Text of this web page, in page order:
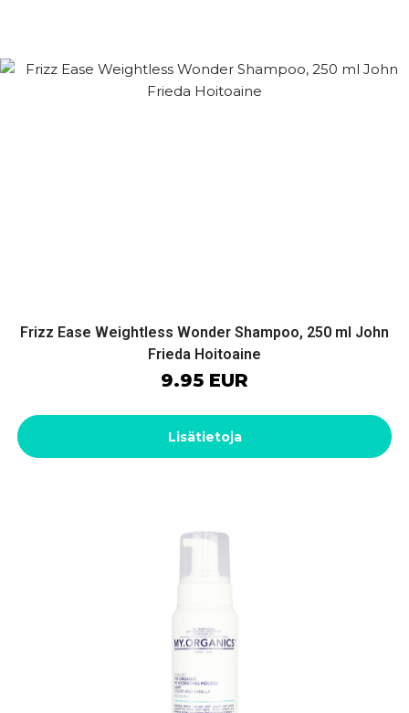
Frizz Ease Weightless Wonder Shampoo, 250 ml John
Frieda Hoitoaine
9.95 EUR
Lisätietoja